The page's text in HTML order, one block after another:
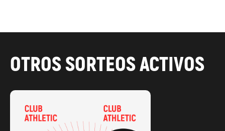
OTROS SORTEOS ACTIVOS